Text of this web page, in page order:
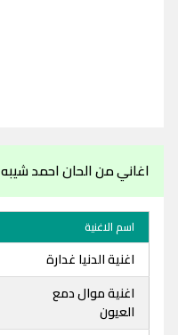
اغاني من الحان احمد شيبه
اسم الاغنية
اغنية الدنيا غدارة
اغنية موال دمع
العيون